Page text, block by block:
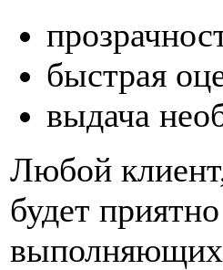
быстрая
выдача
Любой
будет
выполняющих